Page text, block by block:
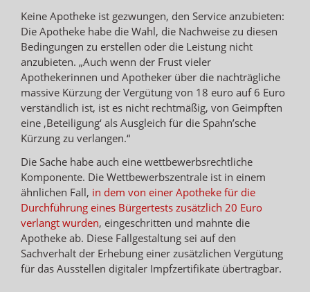
Keine Apotheke ist gezwungen, den Service anzubieten:
Die Apotheke habe die Wahl, die Nachweise zu diesen
Bedingungen zu erstellen oder die Leistung nicht
anzubieten. „Auch wenn der Frust vieler
Apothekerinnen und Apotheker über die nachträgliche
massive Kürzung der Vergütung von 18 euro auf 6 Euro
verständlich ist, ist es nicht rechtmäßig, von Geimpften
eine ‚Beteiligung‘ als Ausgleich für die Spahn’sche
Kürzung zu verlangen.“
Die Sache habe auch eine wettbewerbsrechtliche
Komponente. Die Wettbewerbszentrale ist in einem
ähnlichen Fall, in dem von einer Apotheke für die
Durchführung eines Bürgertests zusätzlich 20 Euro
verlangt wurden, eingeschritten und mahnte die
Apotheke ab. Diese Fallgestaltung sei auf den
Sachverhalt der Erhebung einer zusätzlichen Vergütung
für das Ausstellen digitaler Impfzertifikate übertragbar.